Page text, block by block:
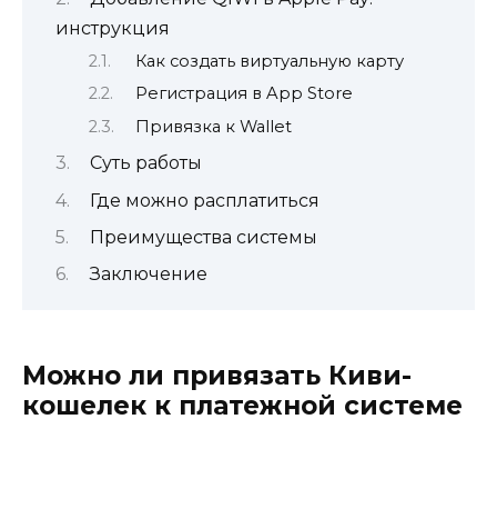
инструкция
Как создать виртуальную карту
Регистрация в App Store
Привязка к Wallet
Суть работы
Где можно расплатиться
Преимущества системы
Заключение
Можно ли привязать Киви-
кошелек к платежной системе